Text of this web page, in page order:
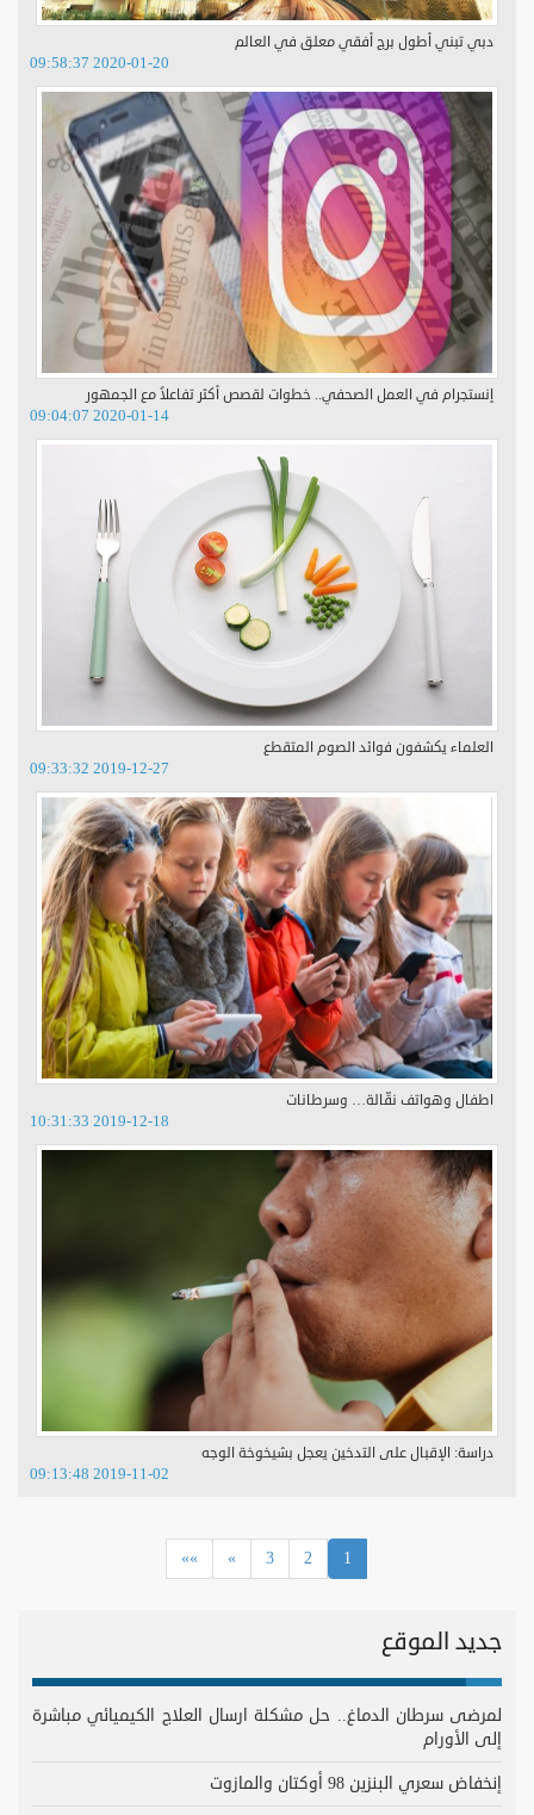
دبي تبني أطول برج أفقي معلق في العالم
2020-01-20 09:58:37
إنستجرام في العمل الصحفي.. خطوات لقصص أكثر تفاعلاً مع الجمهور
2020-01-14 09:04:07
العلماء يكشفون فوائد الصوم المتقطع
2019-12-27 09:33:32
اطفال وهواتف نقّالة… وسرطانات
2019-12-18 10:31:33
دراسة: الإقبال على التدخين يعجل بشيخوخة الوجه
2019-11-02 09:13:48
1
2
3
»
»»
جديد الموقع
لمرضى سرطان الدماغ.. حل مشكلة ارسال العلاج الكيميائي مباشرة
إلى الأورام
إنخفاض سعري البنزين 98 أوكتان والمازوت